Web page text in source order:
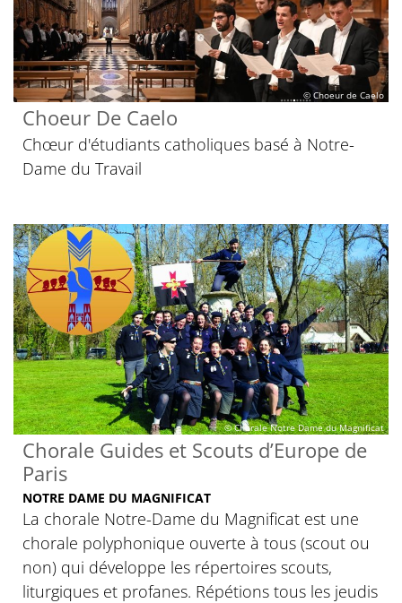
© Choeur de Caelo
Choeur De Caelo
Chœur d'étudiants catholiques basé à Notre-
Dame du Travail
© Chorale Notre Dame du Magnificat
Chorale Guides et Scouts d’Europe de
Paris
NOTRE DAME DU MAGNIFICAT
La chorale Notre-Dame du Magnificat est une
chorale polyphonique ouverte à tous (scout ou
non) qui développe les répertoires scouts,
liturgiques et profanes. Répétions tous les jeudis